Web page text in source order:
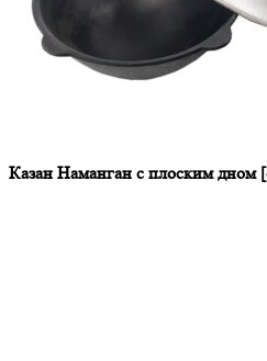
Казан Наманган с плоским дном